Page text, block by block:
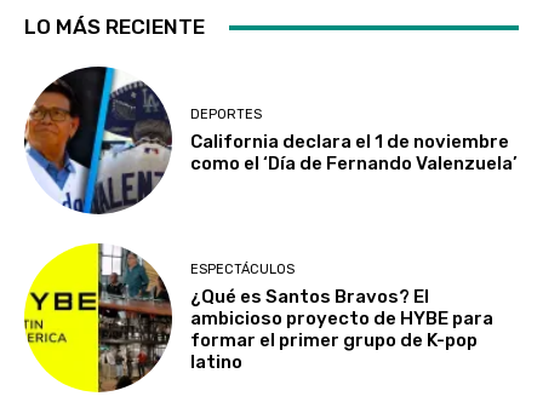
LO MÁS RECIENTE
DEPORTES
California declara el 1 de noviembre
como el ‘Día de Fernando Valenzuela’
ESPECTÁCULOS
¿Qué es Santos Bravos? El
ambicioso proyecto de HYBE para
formar el primer grupo de K-pop
latino